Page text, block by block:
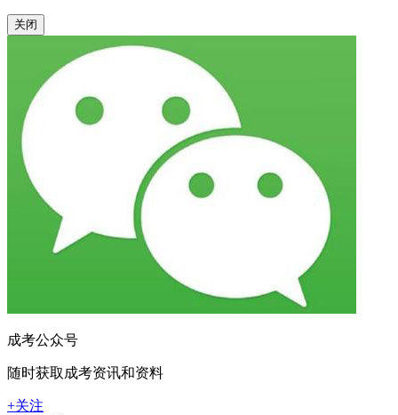
关闭
成考公众号
随时获取成考资讯和资料
+关注